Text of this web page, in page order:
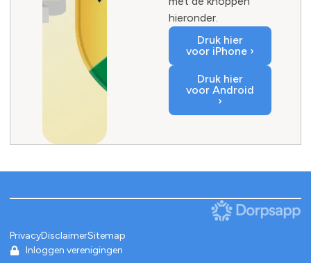
hieronder.
Druk hier
voor iPhone ›
Druk hier
voor Android
›
PrivacyDisclaimerSitemap
Inloggen verenigingen